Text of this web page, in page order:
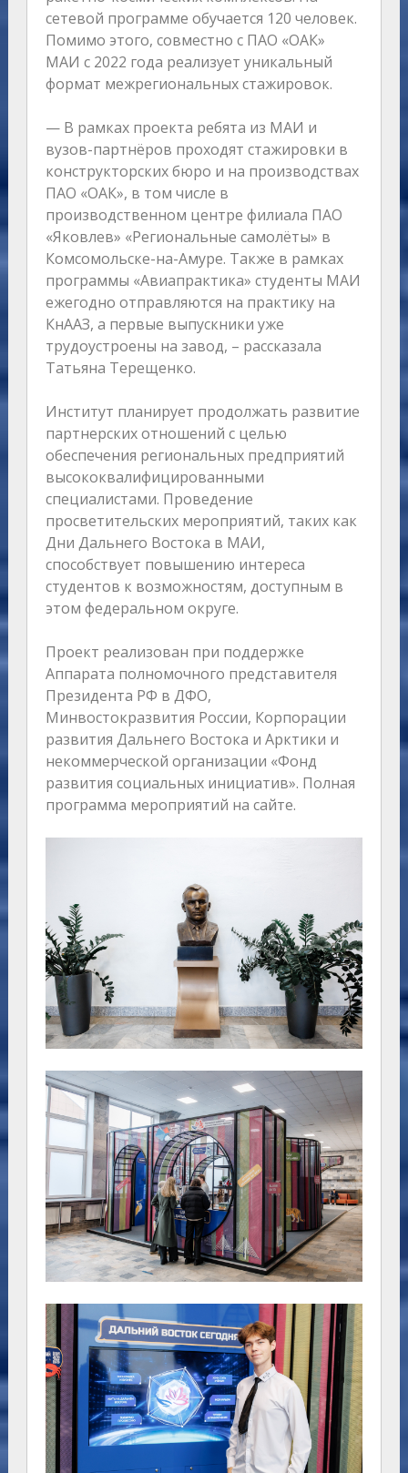
сетевой программе обучается 120 человек.
Помимо этого, совместно с ПАО «ОАК»
МАИ с 2022 года реализует уникальный
формат межрегиональных стажировок.
— В рамках проекта ребята из МАИ и
вузов-партнёров проходят стажировки в
конструкторских бюро и на производствах
ПАО «ОАК», в том числе в
производственном центре филиала ПАО
«Яковлев» «Региональные самолёты» в
Комсомольске-на-Амуре. Также в рамках
программы «Авиапрактика» студенты МАИ
ежегодно отправляются на практику на
КнААЗ, а первые выпускники уже
трудоустроены на завод, – рассказала
Татьяна Терещенко.
Институт планирует продолжать развитие
партнерских отношений с целью
обеспечения региональных предприятий
высококвалифицированными
специалистами. Проведение
просветительских мероприятий, таких как
Дни Дальнего Востока в МАИ,
способствует повышению интереса
студентов к возможностям, доступным в
этом федеральном округе.
Проект реализован при поддержке
Аппарата полномочного представителя
Президента РФ в ДФО,
Минвостокразвития России, Корпорации
развития Дальнего Востока и Арктики и
некоммерческой организации «Фонд
развития социальных инициатив». Полная
программа мероприятий на сайте.